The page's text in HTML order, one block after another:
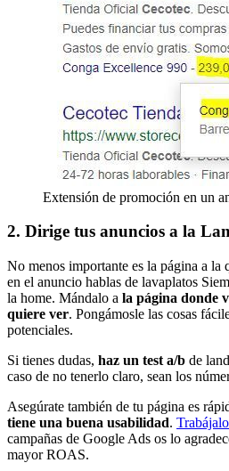
Extensión de promoción en un
2. Dirige tus anuncios a la
No menos importante es la página a la
en el anuncio hablas de lavaplatos
la home. Mándalo a la página donde
quiere ver. Pongámosle las cosas
potenciales.
Si tienes dudas, haz un test a/b de
caso de no tenerlo claro, sean los
Asegúrate también de tu página es
tiene una buena usabilidad.
campañas de Google Ads os lo
mayor ROAS.